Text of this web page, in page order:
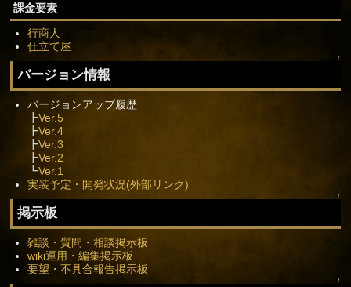
課金要素
行商人
仕立て屋
↑
バージョン情報
バージョンアップ履歴
┣Ver.5
┣Ver.4
┣Ver.3
┣Ver.2
┗Ver.1
実装予定・開発状況(外部リンク)
↑
掲示板
雑談・質問・相談掲示板
wiki運用・編集掲示板
要望・不具合報告掲示板
↑